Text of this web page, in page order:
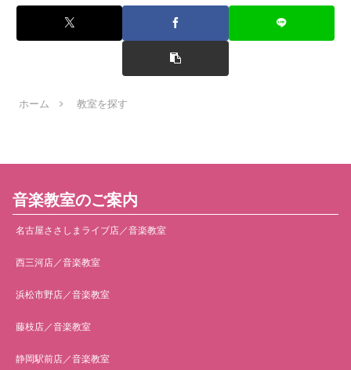
ホーム 教室を探す
音楽教室のご案内
名古屋ささしまライブ店／音楽教室
西三河店／音楽教室
浜松市野店／音楽教室
藤枝店／音楽教室
静岡駅前店／音楽教室